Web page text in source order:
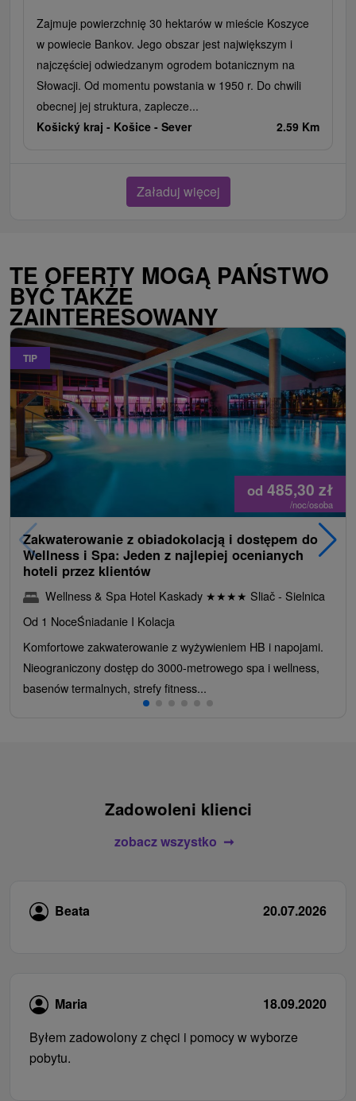
Zajmuje powierzchnię 30 hektarów w mieście Koszyce
w powiecie Bankov. Jego obszar jest największym i
najczęściej odwiedzanym ogrodem botanicznym na
Słowacji. Od momentu powstania w 1950 r. Do chwili
obecnej jej struktura, zaplecze...
Košický kraj - Košice - Sever 2.59 Km
Załaduj więcej
TE OFERTY MOGĄ PAŃSTWO
BYĆ TAKŻE
ZAINTERESOWANY
TIP
od 485,30 zł
/noc/osoba
Zakwaterowanie z obiadokolacją i dostępem do
Wellness i Spa: Jeden z najlepiej ocenianych
hoteli przez klientów
Wellness & Spa Hotel Kaskady ★★★★ Sliač - Sielnica
Od 1 NoceŚniadanie I Kolacja
Komfortowe zakwaterowanie z wyżywieniem HB i napojami.
Nieograniczony dostęp do 3000-metrowego spa i wellness,
basenów termalnych, strefy fitness...
Zadowoleni klienci
zobacz wszystko
Beata 20.07.2026
Maria
18.09.2020
Byłem zadowolony z chęci i pomocy w wyborze
pobytu.